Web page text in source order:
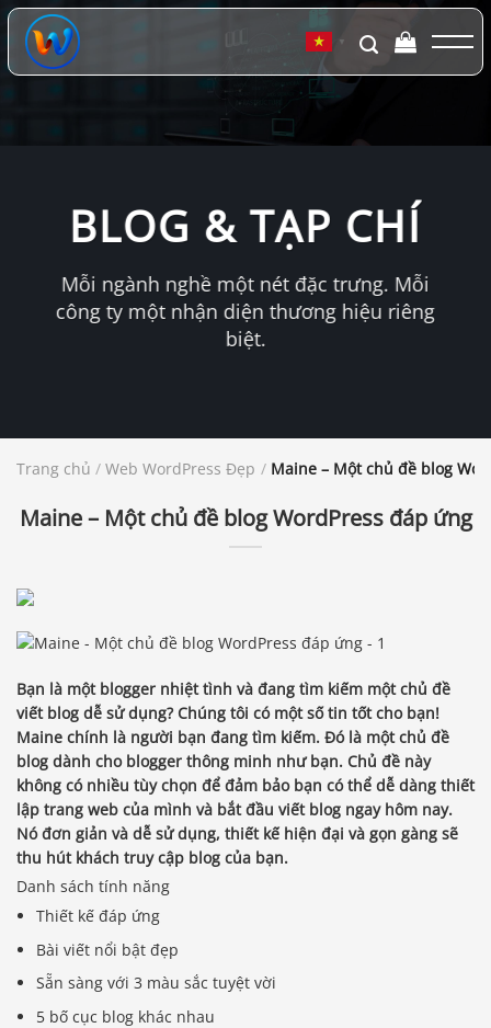
Chuyển
đến
dung
▼
BLOG & TẠP CHÍ
Mỗi ngành nghề một nét đặc trưng. Mỗi
công ty một nhận diện thương hiệu riêng
biệt.
Trang chủ / Web WordPress Đẹp / Maine – Một chủ đề blog
Maine – Một chủ đề blog WordPress đáp ứng
Bạn là một blogger nhiệt tình và đang tìm kiếm một chủ đề
viết blog dễ sử dụng? Chúng tôi có một số tin tốt cho bạn!
Maine chính là người bạn đang tìm kiếm. Đó là một chủ đề
blog dành cho blogger thông minh như bạn. Chủ đề này
không có nhiều tùy chọn để đảm bảo bạn có thể dễ dàng thiết
lập trang web của mình và bắt đầu viết blog ngay hôm nay.
Nó đơn giản và dễ sử dụng, thiết kế hiện đại và gọn gàng sẽ
thu hút khách truy cập blog của bạn.
Danh sách tính năng
Thiết kế đáp ứng
Bài viết nổi bật đẹp
Sẵn sàng với 3 màu sắc tuyệt vời
5 bố cục blog khác nhau